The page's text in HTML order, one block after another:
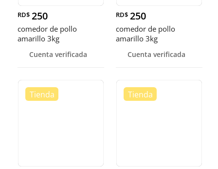
RD$ 250
comedor de pollo
amarillo 3kg
Cuenta verificada
RD$ 250
comedor de pollo
amarillo 3kg
Cuenta verificada